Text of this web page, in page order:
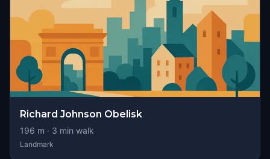
Richard Johnson Obelisk
196 m · 3 min walk
Landmark